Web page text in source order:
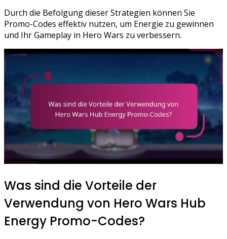
Durch die Befolgung dieser Strategien können Sie
Promo-Codes effektiv nutzen, um Energie zu gewinnen
und Ihr Gameplay in Hero Wars zu verbessern.
Was sind die Vorteile der
Verwendung von Hero Wars Hub
Energy Promo-Codes?